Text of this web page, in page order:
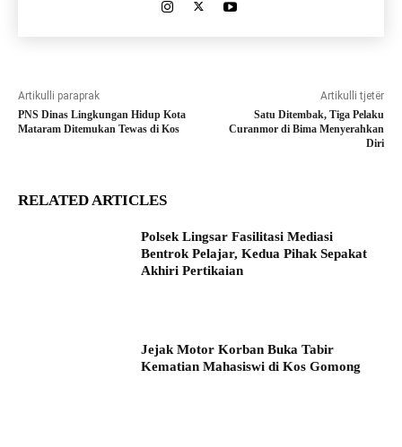
Artikulli paraprak
PNS Dinas Lingkungan Hidup Kota
Mataram Ditemukan Tewas di Kos
Artikulli tjetër
Satu Ditembak, Tiga Pelaku
Curanmor di Bima Menyerahkan
Diri
RELATED ARTICLES
Polsek Lingsar Fasilitasi Mediasi
Bentrok Pelajar, Kedua Pihak Sepakat
Akhiri Pertikaian
Jejak Motor Korban Buka Tabir
Kematian Mahasiswi di Kos Gomong